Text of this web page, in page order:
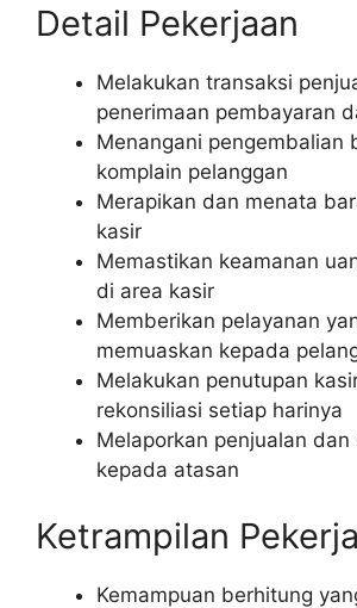
Detail Pekerjaan
Melakukan transaksi
penerimaan pembayaran
Menangani pengembalian
komplain pelanggan
Merapikan dan menata
kasir
Memastikan keamanan
di area kasir
Memberikan pelayanan
memuaskan kepada
Melakukan penutupan
rekonsiliasi setiap harinya
Melaporkan penjualan
kepada atasan
Ketrampilan Pekerja
Kemampuan berhitung